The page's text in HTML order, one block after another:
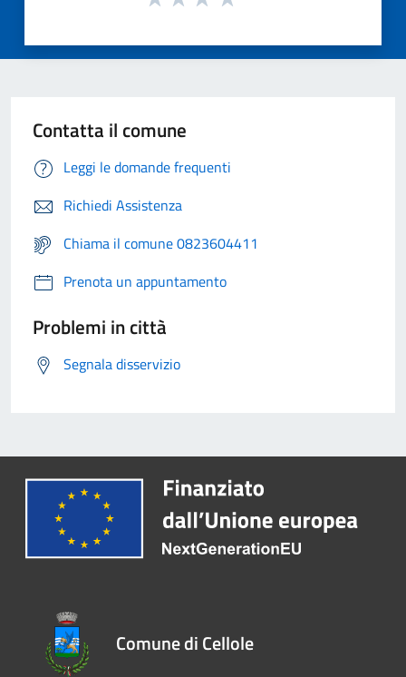
Contatta il comune
Leggi le domande frequenti
Richiedi Assistenza
Chiama il comune 0823604411
Prenota un appuntamento
Problemi in città
Segnala disservizio
Comune di Cellole